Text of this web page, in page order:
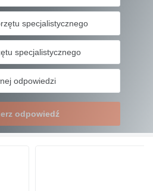
specjalistycznego
specjalistycznego
odpowiedzi
odpowiedź